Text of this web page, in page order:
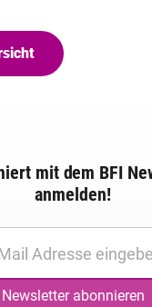
mit dem BFI
anmelden!
Newsletter abonnieren